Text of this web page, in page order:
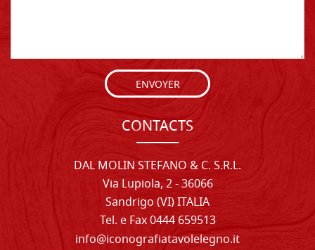
ENVOYER
CONTACTS
DAL MOLIN STEFANO & C. S.R.L.
Via Lupiola, 2 - 36066
Sandrigo (VI) ITALIA
Tel. e Fax 0444 659513
info@iconografiatavolelegno.it